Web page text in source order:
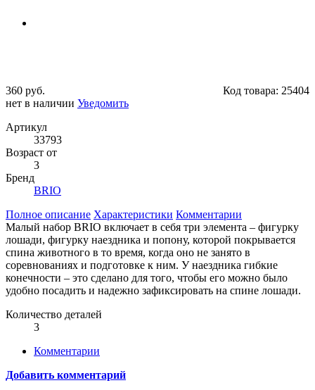
360 руб. Код товара: 25404
нет в наличии Уведомить
Артикул
33793
Возраст от
3
Бренд
BRIO
Полное описание Характеристики Комментарии
Малый набор BRIO включает в себя три элемента – фигурку
лошади, фигурку наездника и попону, которой покрывается
спина животного в то время, когда оно не занято в
соревнованиях и подготовке к ним. У наездника гибкие
конечности – это сделано для того, чтобы его можно было
удобно посадить и надежно зафиксировать на спине лошади.
Количество деталей
3
Комментарии
Добавить комментарий